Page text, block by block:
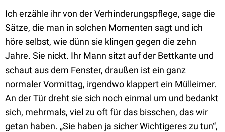
Ich erzähle ihr von der Verhinderungspflege, sage die
Sätze, die man in solchen Momenten sagt und ich
höre selbst, wie dünn sie klingen gegen die zehn
Jahre. Sie nickt. Ihr Mann sitzt auf der Bettkante und
schaut aus dem Fenster, draußen ist ein ganz
normaler Vormittag, irgendwo klappert ein Mülleimer.
An der Tür dreht sie sich noch einmal um und bedankt
sich, mehrmals, viel zu oft für das bisschen, das wir
getan haben. „Sie haben ja sicher Wichtigeres zu tun“,